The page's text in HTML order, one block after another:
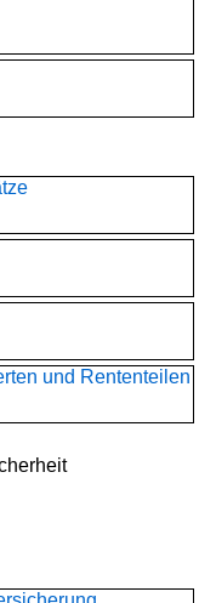
und Rententeilen